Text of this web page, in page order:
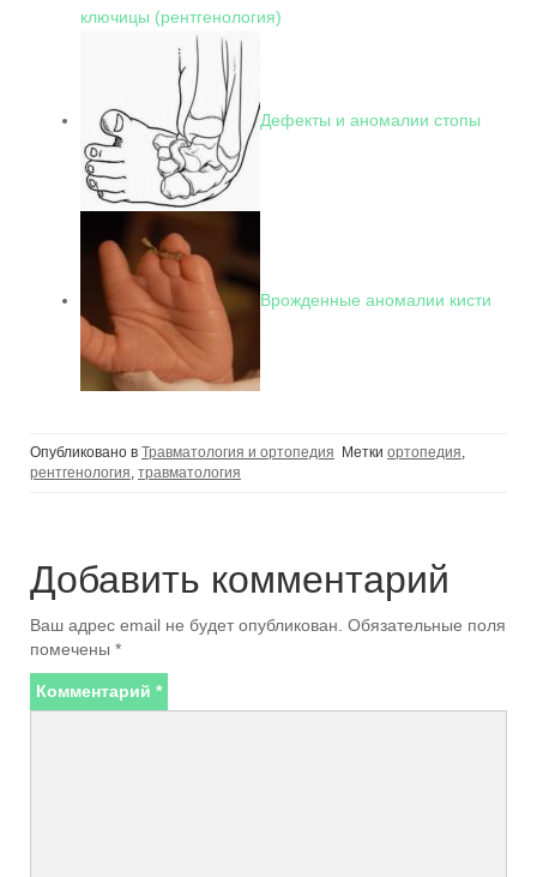
ключицы (рентгенология)
Дефекты и аномалии стопы
Врожденные аномалии кисти
Опубликовано в Травматология и ортопедия Метки ортопедия,
рентгенология, травматология
Добавить комментарий
Ваш адрес email не будет опубликован. Обязательные поля
помечены *
Комментарий *